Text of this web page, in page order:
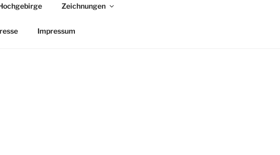
Zeichnungen
Impressum